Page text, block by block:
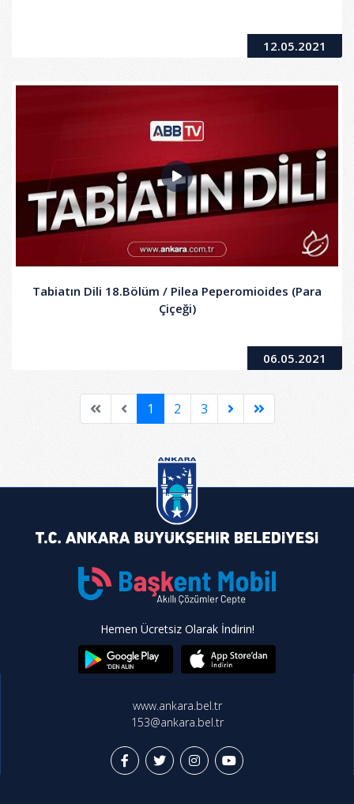
12.05.2021
Tabiatın Dili 18.Bölüm / Pilea Peperomioides (Para
Çiçeği)
06.05.2021
1 2 3
Hemen Ücretsiz Olarak İndirin!
www.ankara.bel.tr
153@ankara.bel.tr